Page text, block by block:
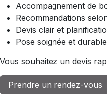
Accompagnement de
Recommandations
Devis clair et
Pose soignée et durable
Vous souhaitez un devis
Prendre un rendez-vous